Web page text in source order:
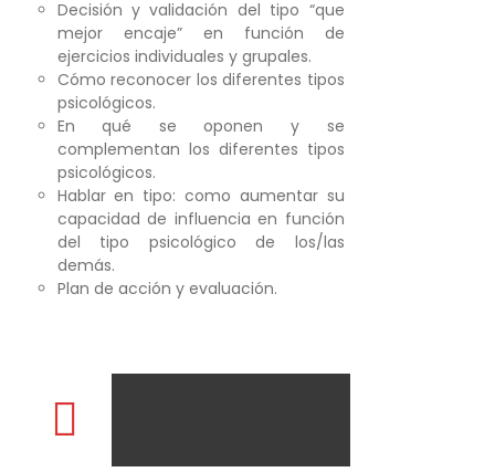
Decisión y validación del tipo “que
mejor encaje” en función de
ejercicios individuales y grupales.
Cómo reconocer los diferentes tipos
psicológicos.
En qué se oponen y se
complementan los diferentes tipos
psicológicos.
Hablar en tipo: como aumentar su
capacidad de influencia en función
del tipo psicológico de los/las
demás.
Plan de acción y evaluación.